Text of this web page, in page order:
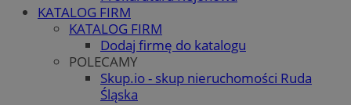
KATALOG FIRM
KATALOG FIRM
Dodaj firmę do katalogu
POLECAMY
Skup.io - skup nieruchomości Ruda
Śląska